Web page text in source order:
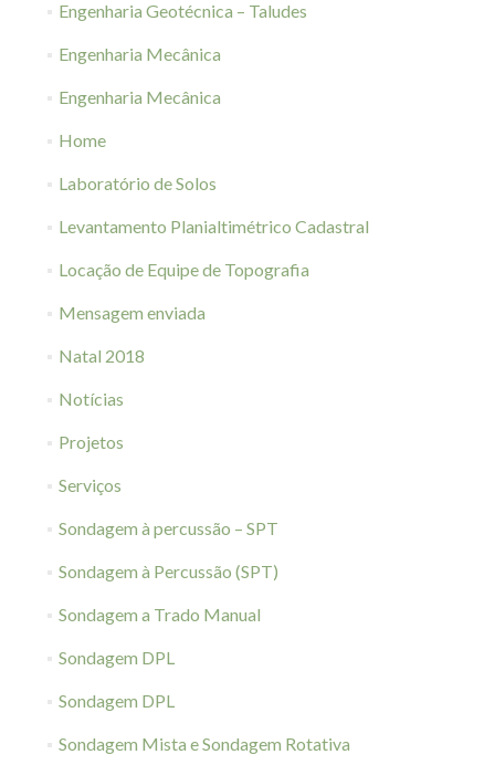
Engenharia Geotécnica – Taludes
Engenharia Mecânica
Engenharia Mecânica
Home
Laboratório de Solos
Levantamento Planialtimétrico Cadastral
Locação de Equipe de Topografia
Mensagem enviada
Natal 2018
Notícias
Projetos
Serviços
Sondagem à percussão – SPT
Sondagem à Percussão (SPT)
Sondagem a Trado Manual
Sondagem DPL
Sondagem DPL
Sondagem Mista e Sondagem Rotativa